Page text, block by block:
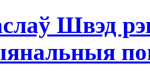
Швэд